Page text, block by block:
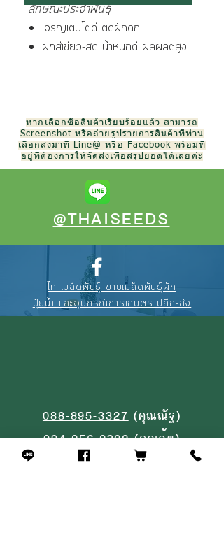
ลักษณะประจำพันธุ์
เจริญเติบโตดี ติดฝักดก
ฝักสีเขียว-สด น้ำหนักดี ผลผลิตสูง
หากเลือกซื้อสินค้าเรียบร้อยแล้ว สามารถ
Screenshot หรือถ่ายรูปรายการสินค้าที่ท่าน
เลือกส่งมาที่ Line@ หรือ Facebook พร้อมที่
อยู่ที่ต้องการให้จัดส่งเพื่อสรุปยอดได้เลยค่ะ
@THAISEEDS
ไท เมล็ดพันธุ์ ขายเมล็ดพันธุ์ผัก
ปุ๋ยน้ำ และอุปกรณ์การเกษตร ปลีก-ส่ง
088-895-3327(คุณณัฐ)
094-256-2322(คุณจุ้ย)
02-908-4464
(หน้าร้าน)